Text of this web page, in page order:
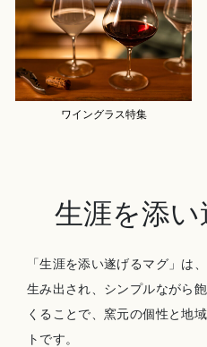
ワイングラス特集
生涯を添
「生涯を添い遂げるマグ」は
生み出され、 シンプルながら
くることで、 窯元の個性と地
トです。